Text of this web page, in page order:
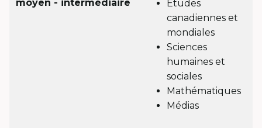
moyen - intermédiaire
Études
canadiennes et
mondiales
Sciences
humaines et
sociales
Mathématiques
Médias